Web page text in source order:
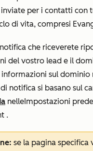
per i contatti con
di vita, compresi
che riceverete
del vostro lead e il
informazioni sul
notifica si basano sul
nelleImpostazioni
.
se la pagina specifica